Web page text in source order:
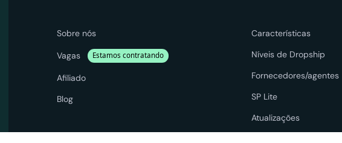
Sobre nós
Vagas Estamos contratando
Afiliado
Blog
Características
Níveis de Dropship
Fornecedores/agentes
SP Lite
Atualizações